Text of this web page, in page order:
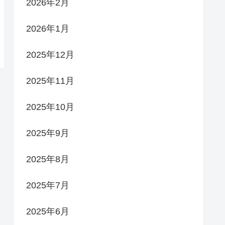
2026年2月
2026年1月
2025年12月
2025年11月
2025年10月
2025年9月
2025年8月
2025年7月
2025年6月